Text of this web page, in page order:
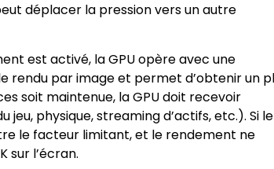
déplacer la pression vers un autre
est activé, la GPU opère avec une
rendu par image et permet d’obtenir un
soit maintenue, la GPU doit recevoir
physique, streaming d’actifs, etc.). Si le
le facteur limitant, et le rendement ne
sur l’écran.